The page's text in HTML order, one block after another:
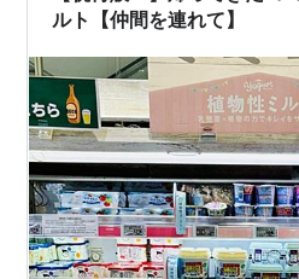
ルト【仲間を連れて】